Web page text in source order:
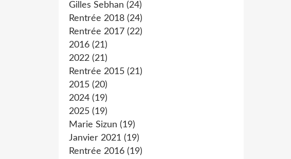
Gilles Sebhan (24)
Rentrée 2018 (24)
Rentrée 2017 (22)
2016 (21)
2022 (21)
Rentrée 2015 (21)
2015 (20)
2024 (19)
2025 (19)
Marie Sizun (19)
Janvier 2021 (19)
Rentrée 2016 (19)